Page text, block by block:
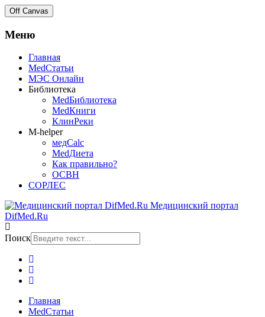
Off Canvas
Меню
Главная
MedСтатьи
МЭС Онлайн
Библиотека
MedБиблиотека
MedКниги
КлинРеки
M-helper
медCalc
MedДиета
Как правильно?
ОСВН
СОРЛЕС
Медицинский портал
DifMed.Ru
Поиск
Главная
MedСтатьи